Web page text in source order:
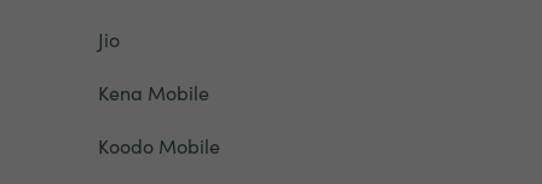
Jio
Kena Mobile
Koodo Mobile